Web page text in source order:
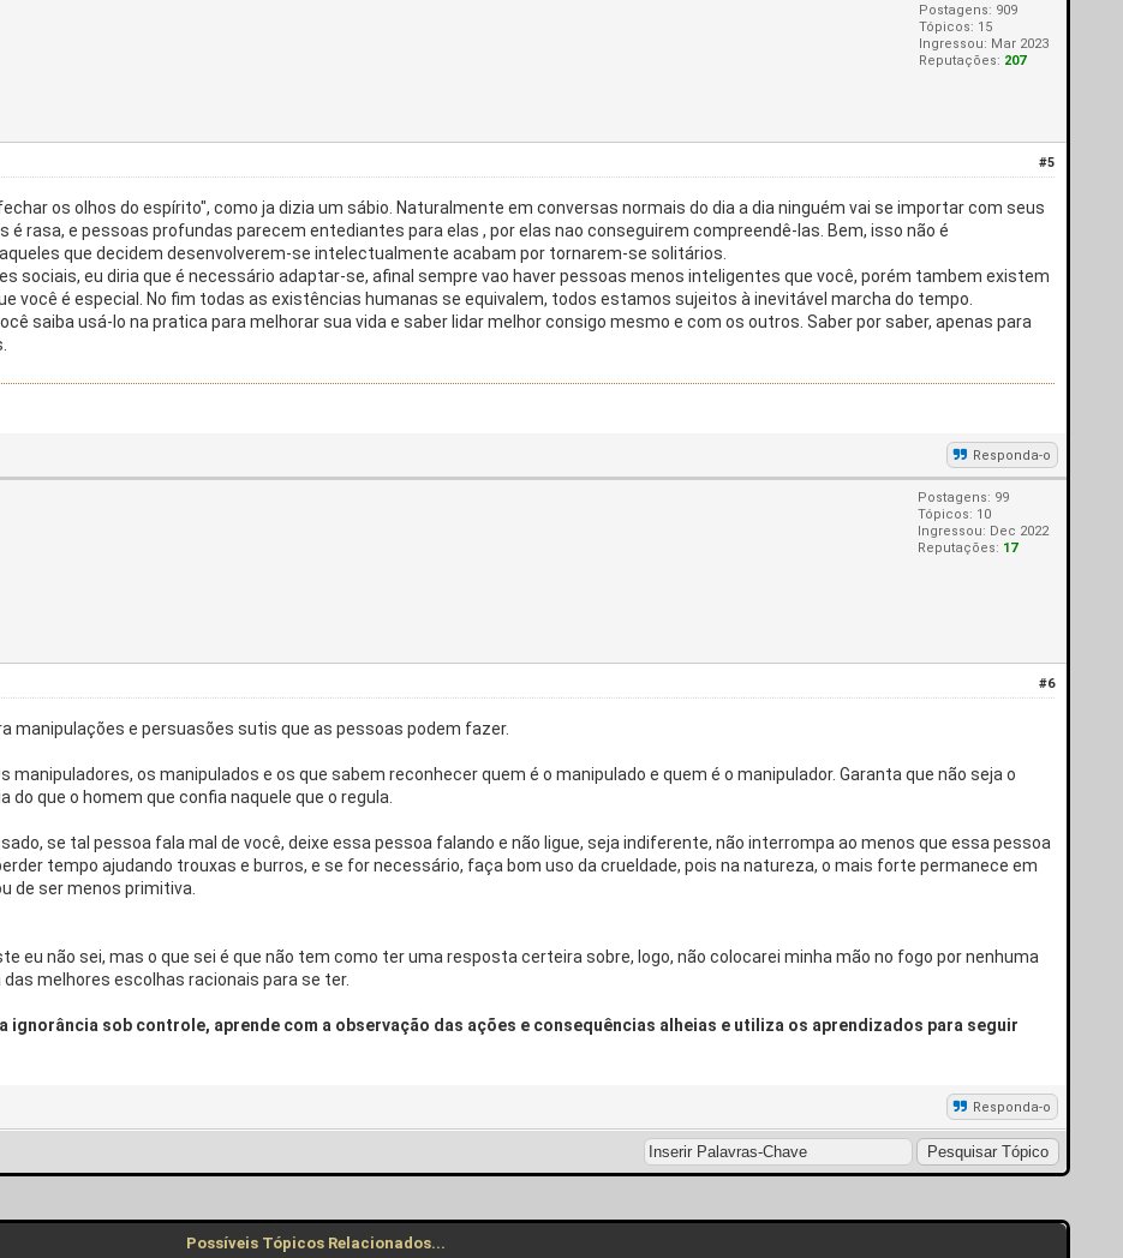
Postagens: 909
Tópicos: 15
Ingressou: Mar 2023
Reputações: 207
#5
os olhos do espírito", como ja dizia um sábio. Naturalmente em conversas normais do dia a dia ninguém vai se importar com seus
rasa, e pessoas profundas parecem entediantes para elas , por elas nao conseguirem compreendê-las. Bem, isso não é
que decidem desenvolverem-se intelectualmente acabam por tornarem-se solitários.
sociais, eu diria que é necessário adaptar-se, afinal sempre vao haver pessoas menos inteligentes que você, porém tambem existem
você é especial. No fim todas as existências humanas se equivalem, todos estamos sujeitos à inevitável marcha do tempo.
saiba usá-lo na pratica para melhorar sua vida e saber lidar melhor consigo mesmo e com os outros. Saber por saber, apenas para
Responda-o
Postagens: 99
Tópicos: 10
Ingressou: Dec 2022
Reputações: 17
#6
manipulações e persuasões sutis que as pessoas podem fazer.
os manipulados e os que sabem reconhecer quem é o manipulado e quem é o manipulador. Garanta que não seja o
que o homem que confia naquele que o regula.
se tal pessoa fala mal de você, deixe essa pessoa falando e não ligue, seja indiferente, não interrompa ao menos que essa pessoa
tempo ajudando trouxas e burros, e se for necessário, faça bom uso da crueldade, pois na natureza, o mais forte permanece em
de ser menos primitiva.
eu não sei, mas o que sei é que não tem como ter uma resposta certeira sobre, logo, não colocarei minha mão no fogo por nenhuma
melhores escolhas racionais para se ter.
ignorância sob controle, aprende com a observação das ações e consequências alheias e utiliza os aprendizados para seguir
Responda-o
Possíveis Tópicos Relacionados...